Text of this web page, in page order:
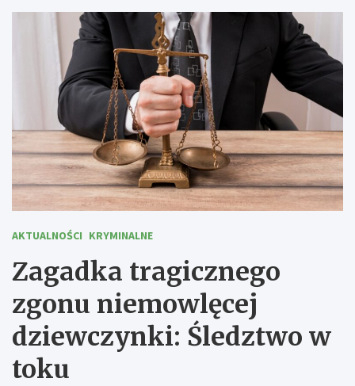
AKTUALNOŚCI KRYMINALNE
Zagadka tragicznego
zgonu niemowlęcej
dziewczynki: Śledztwo w
toku